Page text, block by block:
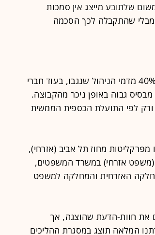
שלתובע מייצג אין סמכות
מבלי שהתקבלה לכך הסכמה
הגמול ושכר-הטרחה הועמדו בהסדר הפשרה על 40% מדמי הניהול שנגבו, בעוד חברי
ייעשה מבסיס גבוה באופן ניכר מהקבוצה.
לפי התועלת הכספית הממשית
מחוז תל אביב (אזרחי),
(משפט אזרחי) במשרד המשפטים,
האזרחית והמחלקה למשפט
את חוות-הדעת שהוצגה, אך
המלאה תוצג במסגרת ההליכים